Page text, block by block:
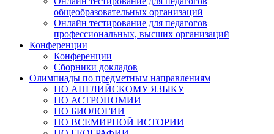
общеобразовательных организаций
Онлайн тестирование для педагогов
профессиональных, высших организаций
Конференции
Конференции
Сборники докладов
Олимпиады по предметным направлениям
ПО АНГЛИЙСКОМУ ЯЗЫКУ
ПО АСТРОНОМИИ
ПО БИОЛОГИИ
ПО ВСЕМИРНОЙ ИСТОРИИ